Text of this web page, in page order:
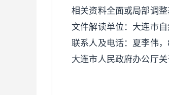
相关资料全面或局部调整
文件解读单位：大连市
联系人及电话：夏李伟
大连市人民政府办公厅